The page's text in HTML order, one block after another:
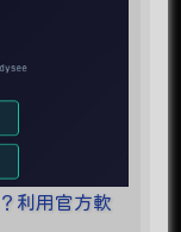
利用官方軟